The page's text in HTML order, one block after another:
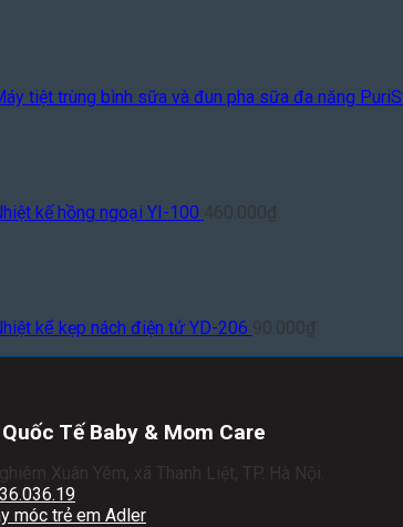
tiệt trùng bình sữa và đun pha sữa đa năng
kế hồng ngoại YI-100 460.000₫
kế kẹp nách điện tử YD-206 90.000₫
Tế Baby & Mom Care
Xuân Yêm, xã Thanh Liệt, TP. Hà Nội.
móc trẻ em Adler